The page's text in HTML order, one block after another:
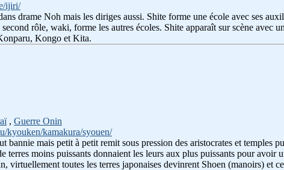
ijiri/
drame Noh mais les diriges aussi. Shite forme une école avec ses
rôle, waki, forme les autres écoles. Shite apparaît sur scène avec
Kongo et Kita.
, Guerre Onin
kyouken/kamakura/syouen/
mais petit à petit remit sous pression des aristocrates et temples
terres moins puissants donnaient les leurs aux plus puissants pour avoir
virtuellement toutes les terres japonaises devinrent Shoen (manoirs) et